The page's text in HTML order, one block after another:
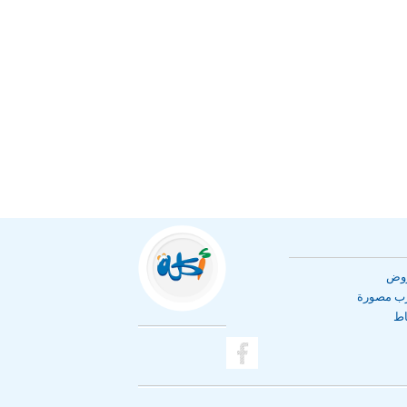
مصورة